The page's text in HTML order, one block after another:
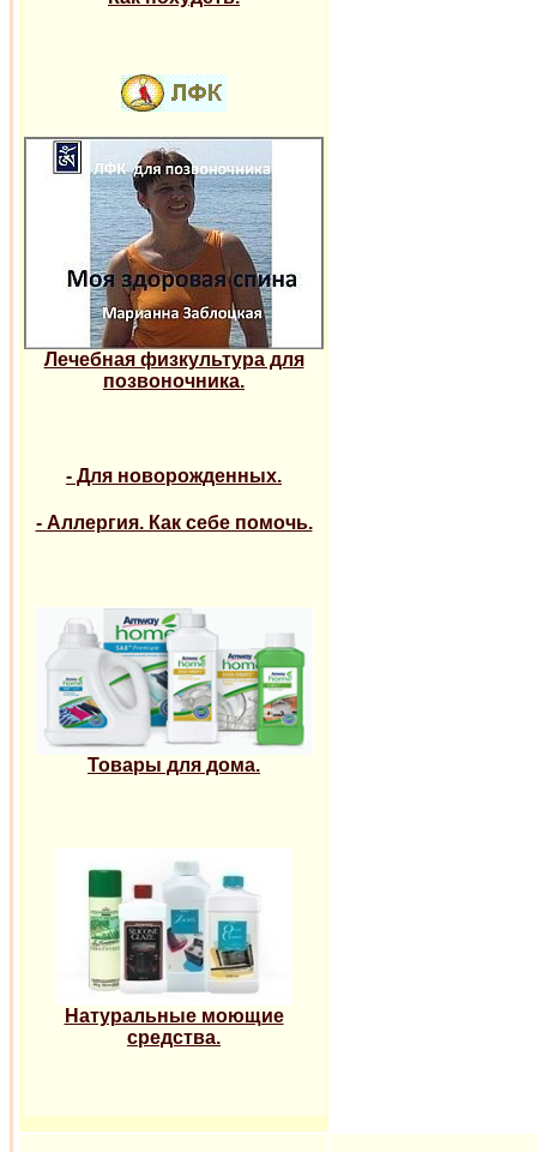
Лечебная физкультура для
позвоночника.
- Для новорожденных.
- Аллергия. Как себе помочь.
Товары для дома.
Натуральные моющие
средства.